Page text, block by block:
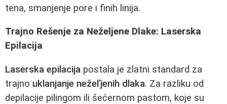
tena, smanjenje pore i finih linija.
Trajno Rešenje za Neželjene Dlake: Laserska
Epilacija
Laserska epilacija postala je zlatni standard za
trajno uklanjanje nežeľjenih dlaka. Za razliku od
depilacije pilingom ili šećernom pastom, koje su